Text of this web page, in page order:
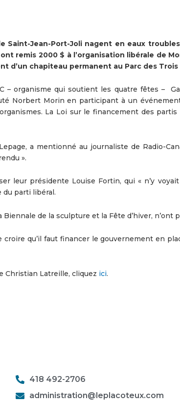
Saint-Jean-Port-Joli nagent en eaux
remis 2000 $ à l’organisation libérale de
d’un chapiteau permanent au Parc des
– organisme qui soutient les quatre fêtes –
Norbert Morin en participant à un
La Loi sur le financement des
a mentionné au journaliste de Radio-
».
leur présidente Louise Fortin, qui « n’y
du parti libéral.
de la sculpture et la Fête d’hiver, n’ont
qu’il faut financer le gouvernement en
Christian Latreille, cliquez ici.
418 492-2706
administration@leplacoteux.com